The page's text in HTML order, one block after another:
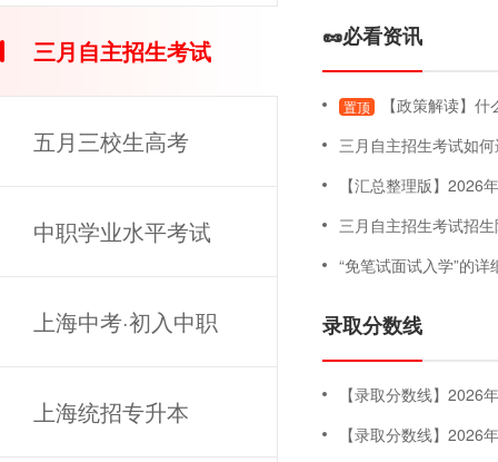
三月自主招生考试
五月三校生高考
中职学业水平考试
上海中考·初入中职
上海统招专升本
🥜必看资讯
置顶
【政策解读】什
三月自主招生考试如
【汇总整理版】2026年上海三月自主招
三月自主招生考试招
“免笔试面试入学”的详
录取分数线
【录取分数线】2026年专科
【录取分数线】2026